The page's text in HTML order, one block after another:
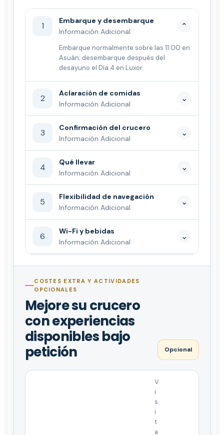
1
Embarque y desembarque
Información Adicional
⌄
Embarque normalmente sobre las 11:00 en
Asuán; desembarque después del
desayuno el Día 4 en Luxor.
2
Aclaración de comidas
Información Adicional
⌄
3
Confirmación del crucero
Información Adicional
⌄
4
Qué llevar
Información Adicional
⌄
5
Flexibilidad de navegación
Información Adicional
⌄
6
Wi-Fi y bebidas
Información Adicional
⌄
COSTES EXTRA Y ACTIVIDADES
OPCIONALES
Mejore su crucero
con experiencias
disponibles bajo
petición
Opcional
V
i
s
i
t
a